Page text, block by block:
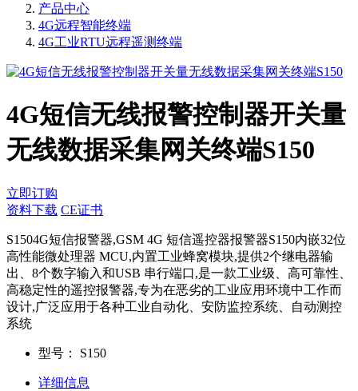
产品中心
4G远程智能终端
4G工业RTU远程遥测终端
4G短信无线报警控制器开关量
无线数据采集网关终端S150
立即订购
资料下载 CE证书
S1504G短信报警器,GSM 4G 短信遥控器报警器S150内嵌32位
高性能微处理器 MCU,内置工业蜂窝模块,提供2个继电器输
出、8个数字输入和USB 串行端口,是一款工业级、高可靠性、
高稳定性的遥控报警器,专为在恶劣的工业应用环境中工作而
设计,广泛应用于各种工业自动化、安防监控系统、自动测控
系统
型号： S150
详细信息